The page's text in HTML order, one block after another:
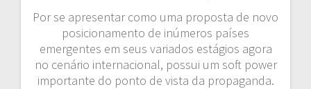
Por se apresentar como uma proposta de novo
posicionamento de inúmeros países
emergentes em seus variados estágios agora
no cenário internacional, possui um soft power
importante do ponto de vista da propaganda.